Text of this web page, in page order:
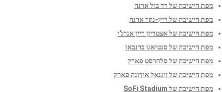
מפת הישיבה של רד בול ארנה
מפת הישיבה של ריין-נקר ארנה
מפת הישיבה של אצטדיון ריין אנרג'י
מפת הישיבה של סנטיאגו ברנבאו
מפת הישיבה של סלהרסט פארק
מפת הישיבה של זיגנאל אידונה פארק
מפת הישיבה של SoFi Stadium